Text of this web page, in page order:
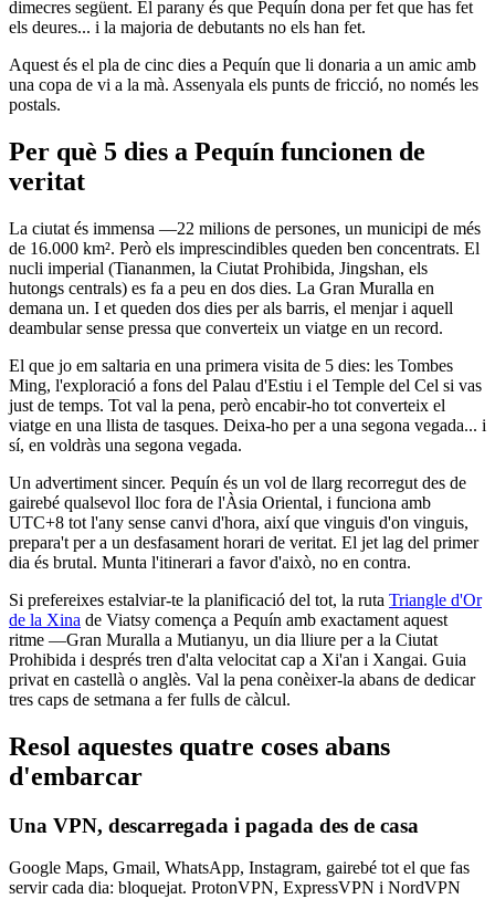
dimecres següent. El parany és que Pequín dona per fet que has fet
els deures... i la majoria de debutants no els han fet.
Aquest és el pla de cinc dies a Pequín que li donaria a un amic amb
una copa de vi a la mà. Assenyala els punts de fricció, no només les
postals.
Per què 5 dies a Pequín funcionen de
veritat
La ciutat és immensa —22 milions de persones, un municipi de més
de 16.000 km². Però els imprescindibles queden ben concentrats. El
nucli imperial (Tiananmen, la Ciutat Prohibida, Jingshan, els
hutongs centrals) es fa a peu en dos dies. La Gran Muralla en
demana un. I et queden dos dies per als barris, el menjar i aquell
deambular sense pressa que converteix un viatge en un record.
El que jo em saltaria en una primera visita de 5 dies: les Tombes
Ming, l'exploració a fons del Palau d'Estiu i el Temple del Cel si vas
just de temps. Tot val la pena, però encabir-ho tot converteix el
viatge en una llista de tasques. Deixa-ho per a una segona vegada... i
sí, en voldràs una segona vegada.
Un advertiment sincer. Pequín és un vol de llarg recorregut des de
gairebé qualsevol lloc fora de l'Àsia Oriental, i funciona amb
UTC+8 tot l'any sense canvi d'hora, així que vinguis d'on vinguis,
prepara't per a un desfasament horari de veritat. El jet lag del primer
dia és brutal. Munta l'itinerari a favor d'això, no en contra.
Si prefereixes estalviar-te la planificació del tot, la ruta Triangle d'Or
de la Xina de Viatsy comença a Pequín amb exactament aquest
ritme —Gran Muralla a Mutianyu, un dia lliure per a la Ciutat
Prohibida i després tren d'alta velocitat cap a Xi'an i Xangai. Guia
privat en castellà o anglès. Val la pena conèixer-la abans de dedicar
tres caps de setmana a fer fulls de càlcul.
Resol aquestes quatre coses abans
d'embarcar
Una VPN, descarregada i pagada des de casa
Google Maps, Gmail, WhatsApp, Instagram, gairebé tot el que fas
servir cada dia: bloquejat. ProtonVPN, ExpressVPN i NordVPN